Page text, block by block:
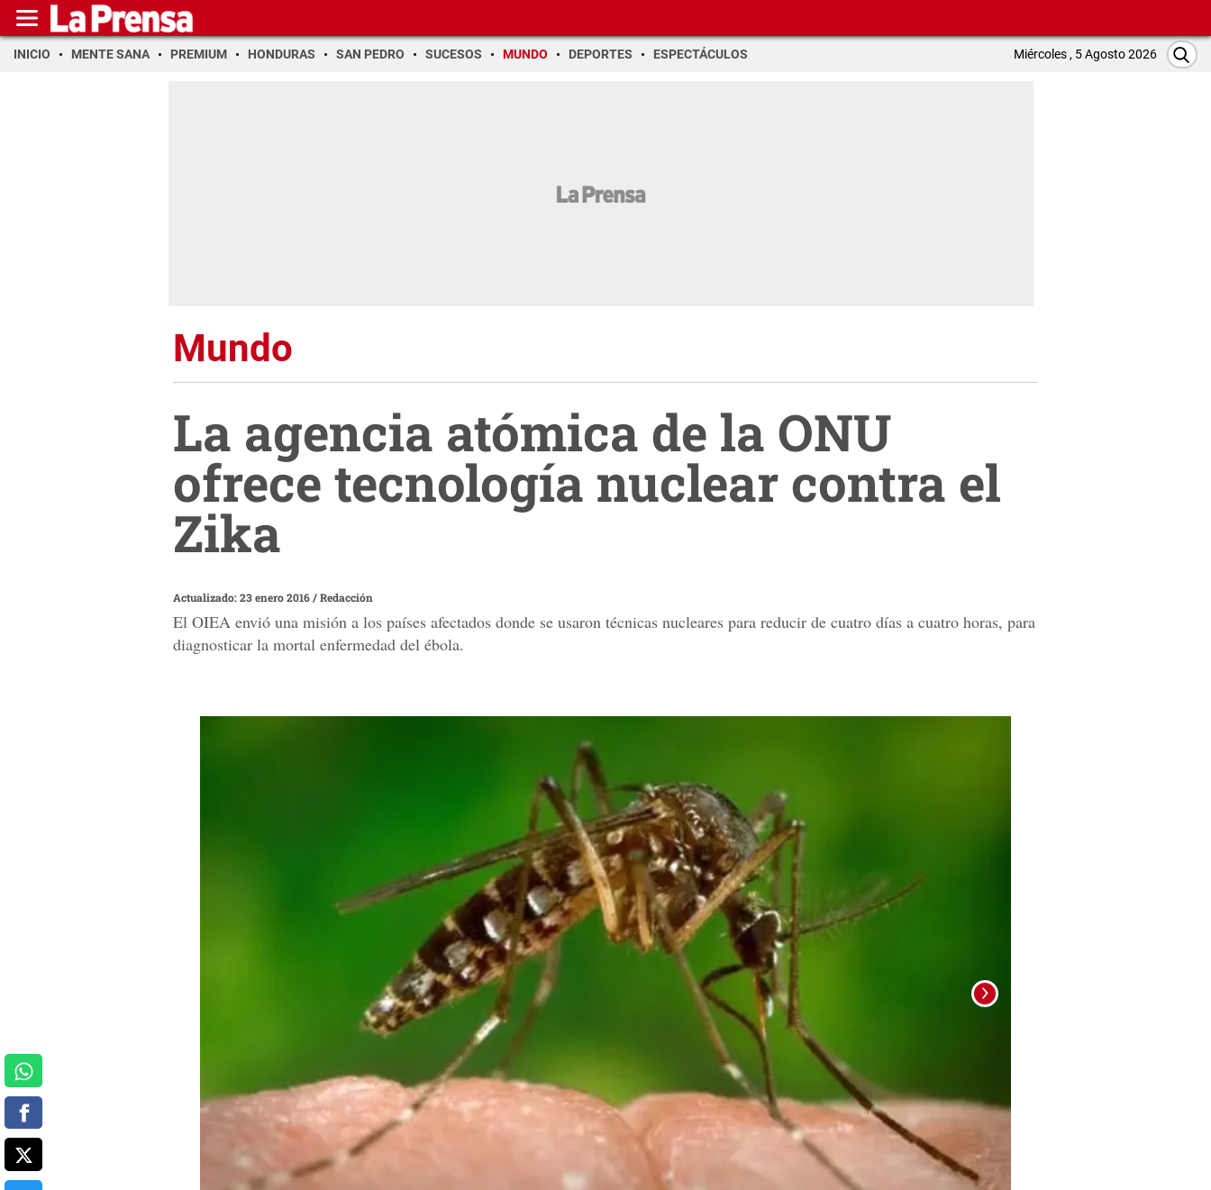
INICIO MENTE SANA PREMIUM HONDURAS SAN PEDRO SUCESOS MUNDO DEPORTES ESPECTÁCULOS Miércoles , 5 Agosto 2026
Mundo
La agencia atómica de la ONU
ofrece tecnología nuclear contra el
Zika
Actualizado: 23 enero 2016/Redacción
El OIEA envió una misión a los países afectados donde se usaron técnicas nucleares para reducir de cuatro días a cuatro horas, para
diagnosticar la mortal enfermedad del ébola.